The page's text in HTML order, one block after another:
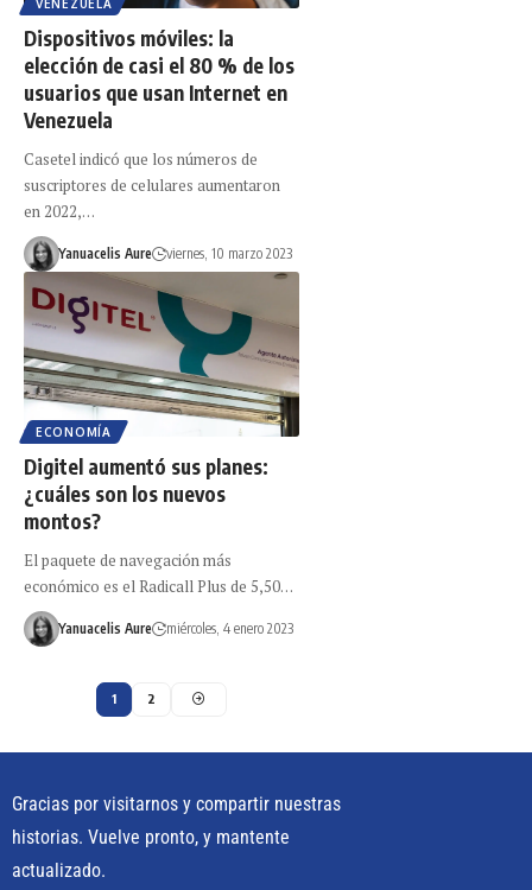
VENEZUELA
Dispositivos móviles: la
elección de casi el 80 % de los
usuarios que usan Internet en
Venezuela
Casetel indicó que los números de
suscriptores de celulares aumentaron
en 2022,…
Yanuacelis Aure viernes, 10 marzo 2023
ECONOMÍA
Digitel aumentó sus planes:
¿cuáles son los nuevos
montos?
El paquete de navegación más
económico es el Radicall Plus de 5,50…
Yanuacelis Aure miércoles, 4 enero 2023
1 2
Gracias por visitarnos y compartir nuestras
historias. Vuelve pronto, y mantente
actualizado.